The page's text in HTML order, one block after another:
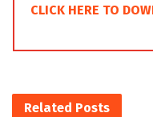
CLICK HERE TO
Related Posts